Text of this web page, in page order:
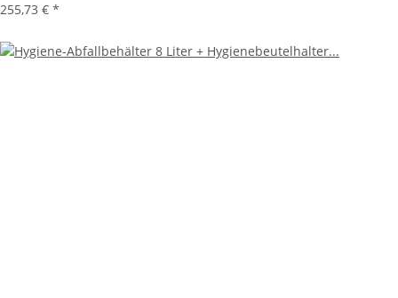
255,73 € *